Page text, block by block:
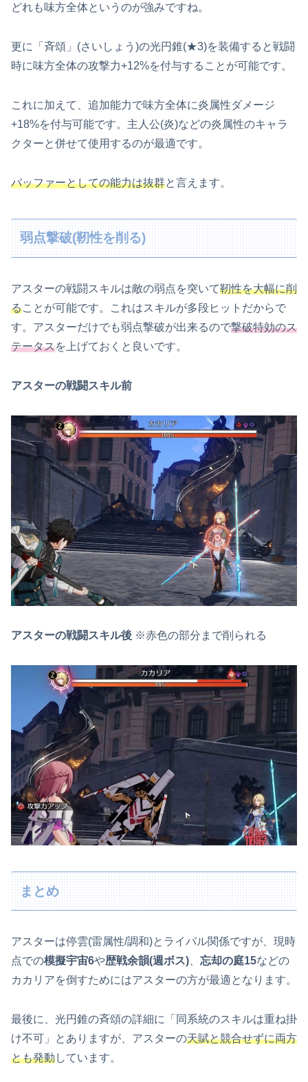
どれも味方全体というのが強みですね。
更に「斉頌」(さいしょう)の光円錐(★3)を装備すると戦闘
時に味方全体の攻撃力+12%を付与することが可能です。
これに加えて、追加能力で味方全体に炎属性ダメージ
+18%を付与可能です。主人公(炎)などの炎属性のキャラ
クターと併せて使用するのが最適です。
バッファーとしての能力は抜群と言えます。
弱点撃破(靭性を削る)
アスターの戦闘スキルは敵の弱点を突いて靭性を大幅に削
ることが可能です。これはスキルが多段ヒットだからで
す。アスターだけでも弱点撃破が出来るので撃破特効のス
テータスを上げておくと良いです。
アスターの戦闘スキル前
アスターの戦闘スキル後 ※赤色の部分まで削られる
まとめ
アスターは停雲(雷属性/調和)とライバル関係ですが、現時
点での模擬宇宙6や歴戦余韻(週ボス) 忘却の庭15などの
カカリアを倒すためにはアスターの方が最適となります。
最後に、光円錐の斉頌の詳細に「同系統のスキルは重ね掛
け不可」とありますが、アスターの天賦と競合せずに両方
とも発動しています。